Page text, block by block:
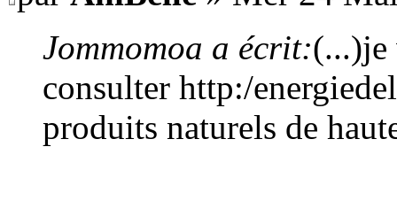
Jommomoa a écrit:(...)je
consulter http:/
produits naturels de